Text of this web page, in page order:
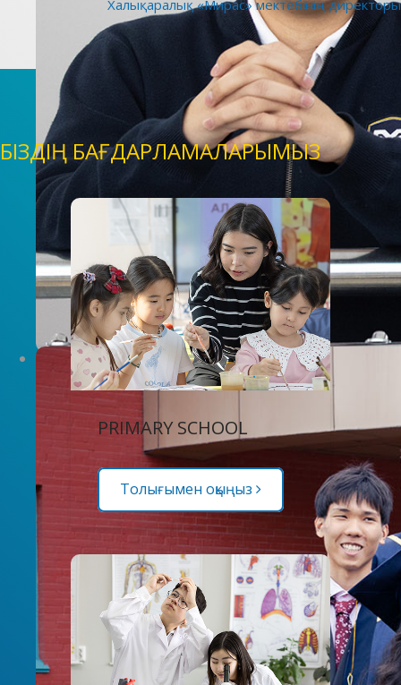
Халықаралық «Мирас» мектебінің директоры
БІЗДІҢ БАҒДАРЛАМАЛАРЫМЫЗ
PRIMARY SCHOOL
Толығымен оқыңыз